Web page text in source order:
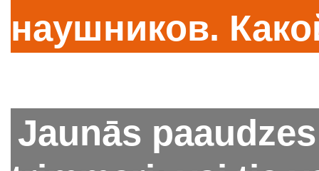
наушников.
Jaunās